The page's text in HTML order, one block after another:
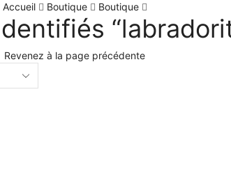
Accueil Boutique Boutique
Revenez à la page précédente